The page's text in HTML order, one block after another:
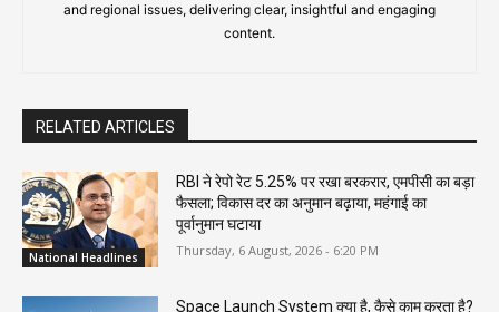
and regional issues, delivering clear, insightful and engaging
content.
RELATED ARTICLES
National Headlines
RBI ने रेपो रेट 5.25% पर रखा बरकरार, एमपीसी का बड़ा
फैसला; विकास दर का अनुमान बढ़ाया, महंगाई का
पूर्वानुमान घटाया
Thursday, 6 August, 2026 - 6:20 PM
Space Launch System क्या है, कैसे काम करता है?